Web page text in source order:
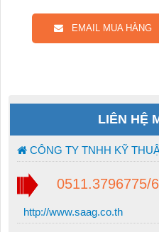
EMAIL MUA HÀNG
LIÊN HỆ
CÔNG TY TNHH KỸ
0511.3796775/
http://www.saag.co.th